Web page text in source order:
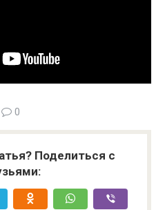
0
Поделиться с